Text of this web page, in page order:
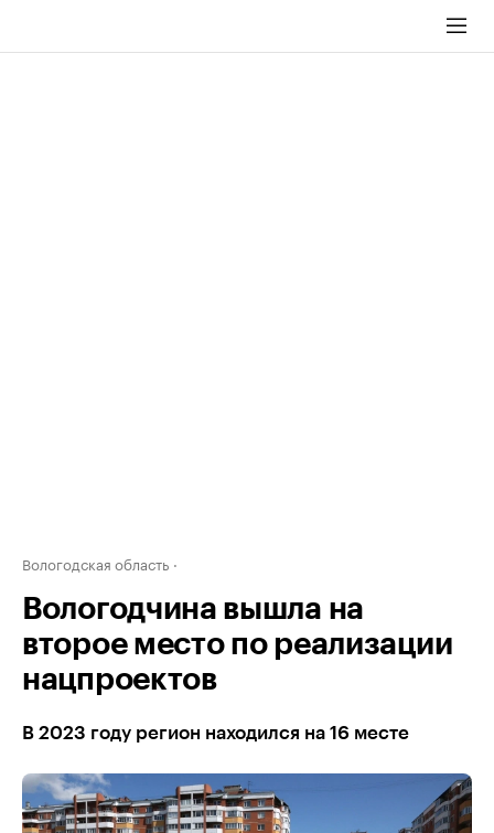
Вологодская область
Вологодчина вышла на
второе место по реализации
нацпроектов
В 2023 году регион находился на 16 месте